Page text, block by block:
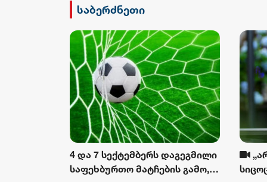
უწონებს, ხოლო ქართველ
მებრძოლებს
მიზანმიმართულად აფხაზების
მკვლელობაში ბრალს დებს
საბერძნეთი
4 და 7 სექტემბერს დაგეგმილი
საფეხბურთო მატჩების გამო,